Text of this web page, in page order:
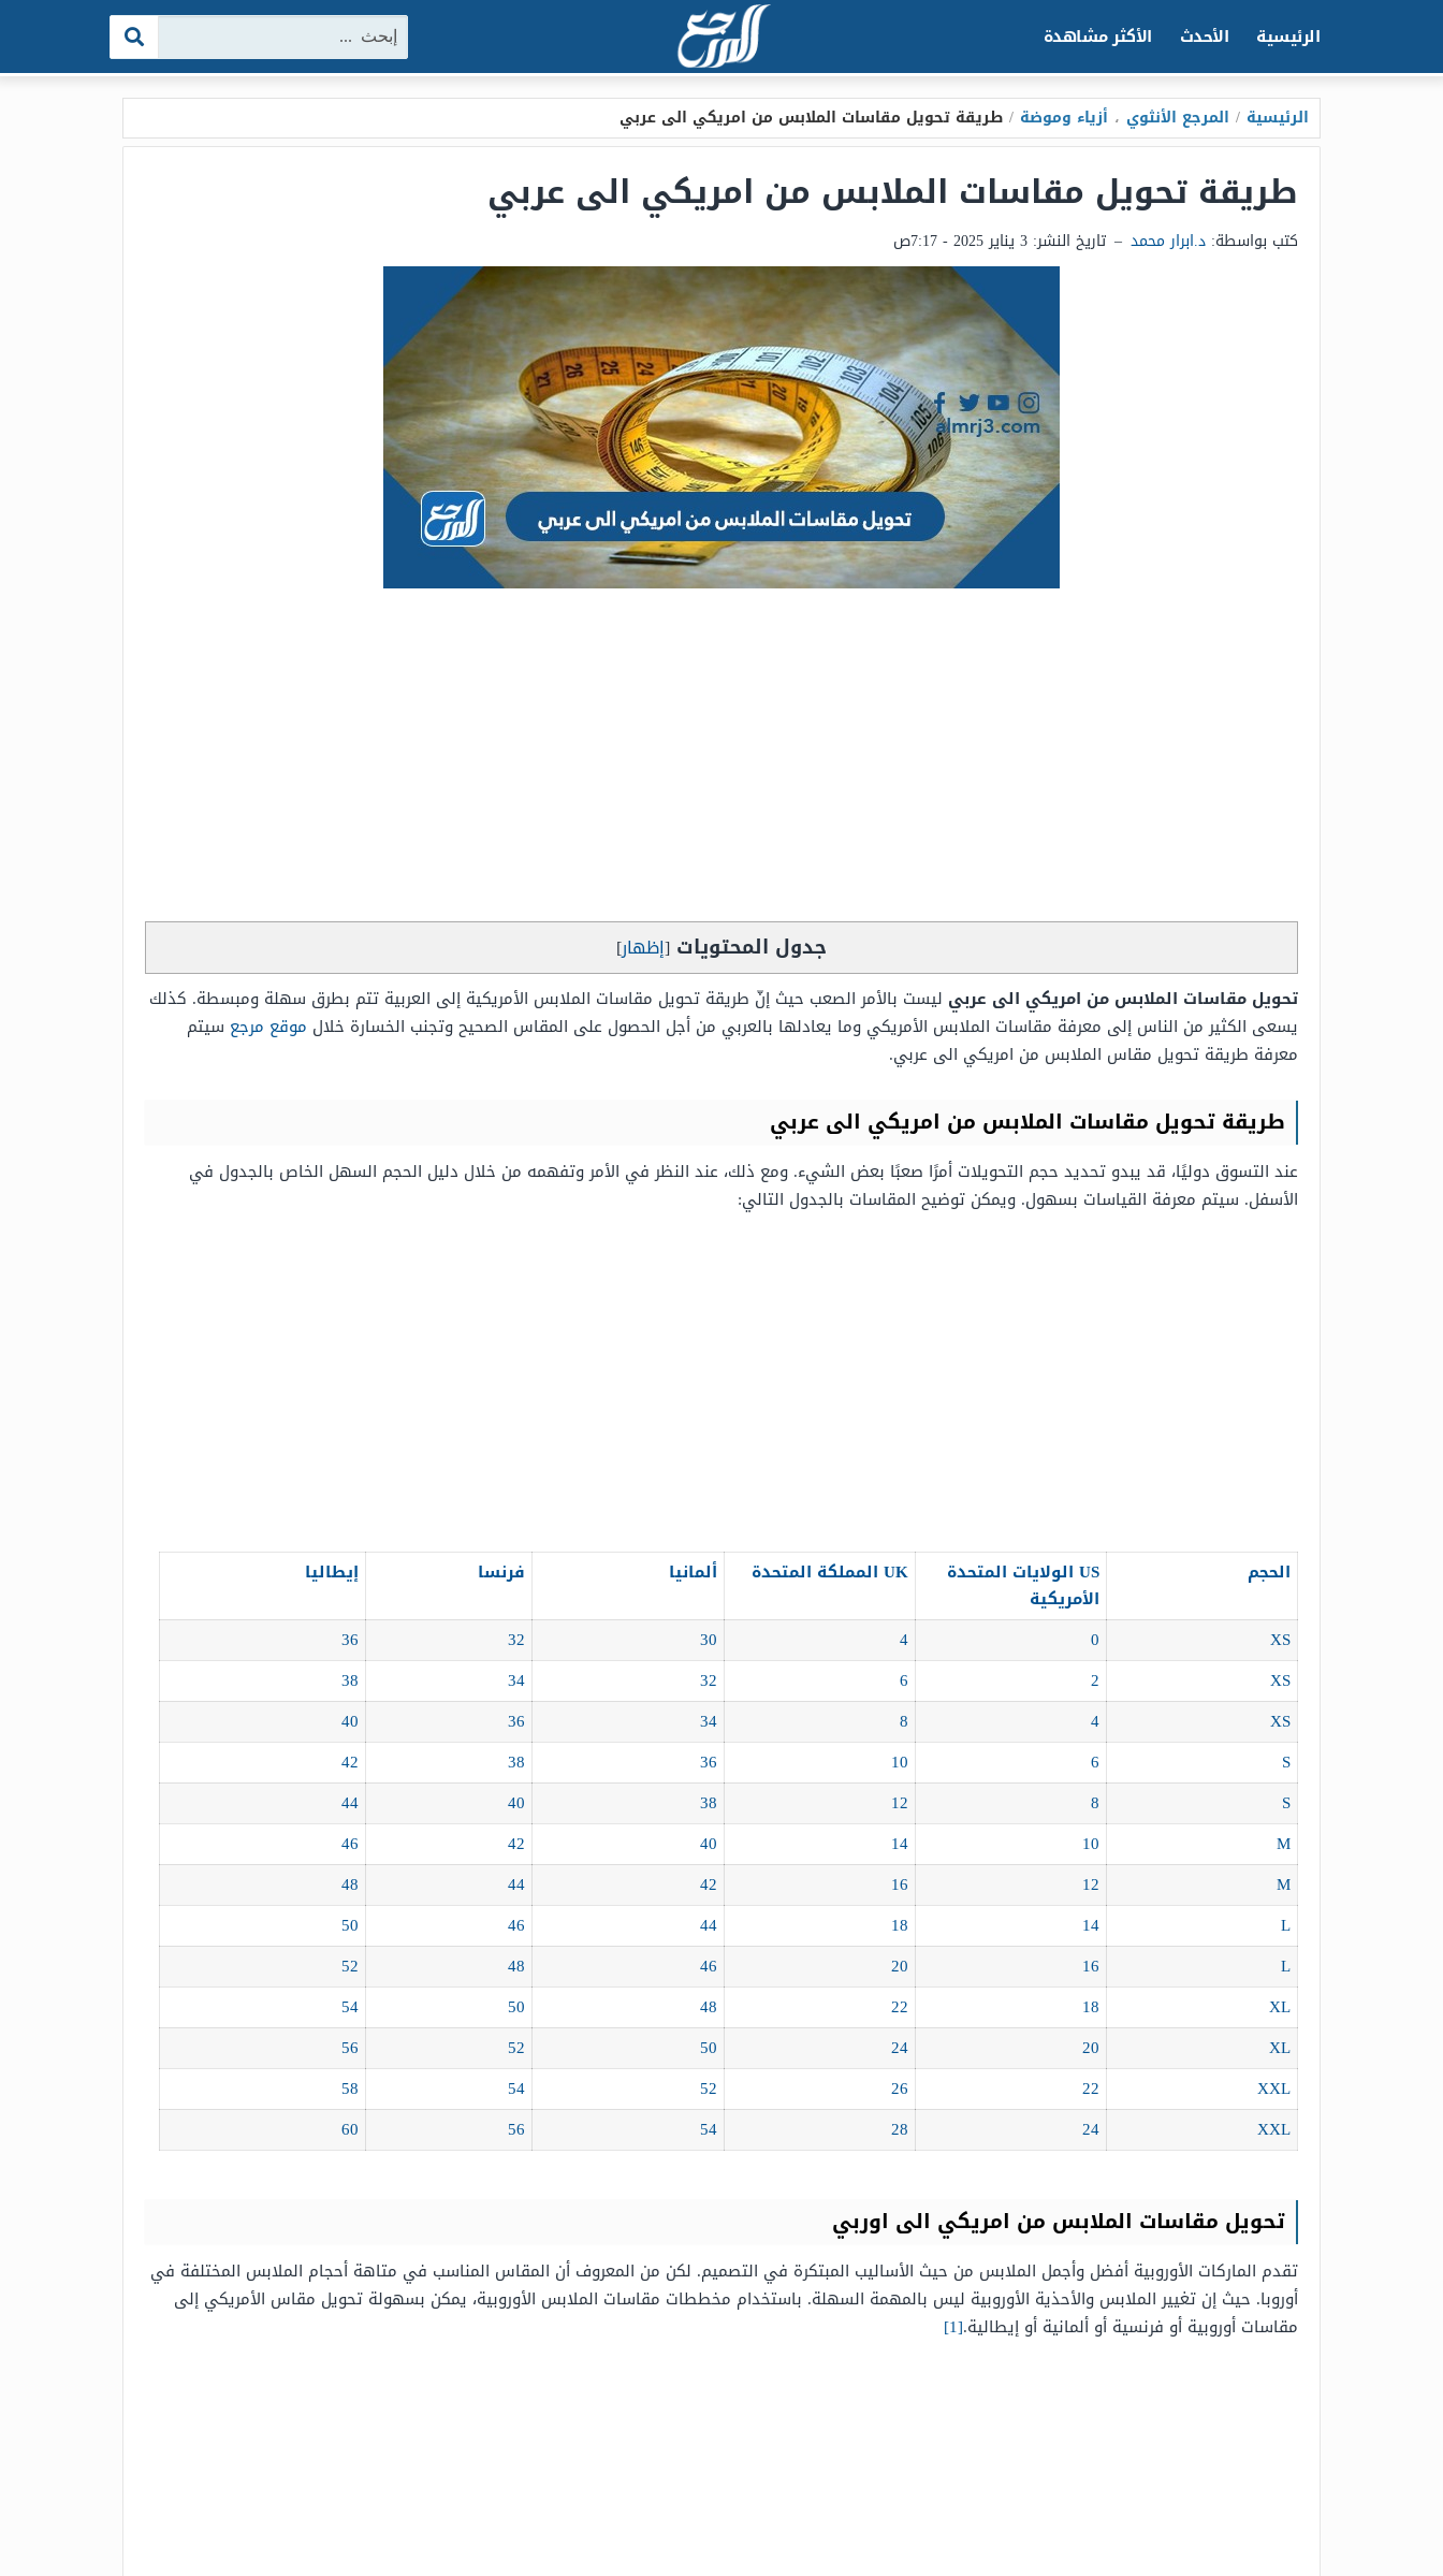
الرئيسية الأحدث الأكثر مشاهدة البحث:
الرئيسية / المرجع الأنثوي ، أزياء وموضة / طريقة تحويل مقاسات الملابس من امريكي الى عربي
طريقة تحويل مقاسات الملابس من امريكي الى عربي
كتب بواسطة: د.ابرار محمد – تاريخ النشر: 3 يناير 2025 - 7:17ص
جدول المحتويات [إظهار]
تحويل مقاسات الملابس من امريكي الى عربي ليست بالأمر الصعب حيث إنّ طريقة تحويل مقاسات الملابس الأمريكية إلى العربية تتم بطرق سهلة ومبسطة. كذلك
يسعى الكثير من الناس إلى معرفة مقاسات الملابس الأمريكي وما يعادلها بالعربي من أجل الحصول على المقاس الصحيح وتجنب الخسارة خلال موقع مرجع سيتم
معرفة طريقة تحويل مقاس الملابس من امريكي الى عربي.
طريقة تحويل مقاسات الملابس من امريكي الى عربي
عند التسوق دوليًا، قد يبدو تحديد حجم التحويلات أمرًا صعبًا بعض الشيء. ومع ذلك، عند النظر في الأمر وتفهمه من خلال دليل الحجم السهل الخاص بالجدول في
الأسفل. سيتم معرفة القياسات بسهول. ويمكن توضيح المقاسات بالجدول التالي:
الحجم
US الولايات المتحدة
الأمريكية
UK المملكة المتحدة ألمانيا فرنسا إيطاليا
XS
0
4
30
32
36
XS
2
6
32
34
38
XS
4
8
34
36
40
S
6
10
36
38
42
S
8
12
38
40
44
M
10
14
40
42
46
M
12
16
42
44
48
L
14
18
44
46
50
L
16
20
46
48
52
XL
18
22
48
50
54
XL
20
24
50
52
56
XXL
22
26
52
54
58
XXL
24
28
54
56
60
تحويل مقاسات الملابس من امريكي الى اوربي
تقدم الماركات الأوروبية أفضل وأجمل الملابس من حيث الأساليب المبتكرة في التصميم. لكن من المعروف أن المقاس المناسب في متاهة أحجام الملابس المختلفة في
أوروبا. حيث إن تغيير الملابس والأحذية الأوروبية ليس بالمهمة السهلة. باستخدام مخططات مقاسات الملابس الأوروبية، يمكن بسهولة تحويل مقاس الأمريكي إلى
مقاسات أوروبية أو فرنسية أو ألمانية أو إيطالية.[1]